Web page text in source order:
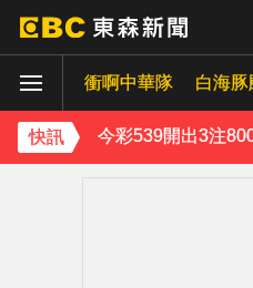
衝啊中華隊 白海豚
快訊
下載東森App，隨